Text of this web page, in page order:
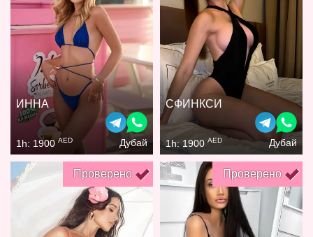
ИННА
1h: 1900 AED Дубай
СФИНКСИ
1h: 1900 AED Дубай
Проверено Проверено